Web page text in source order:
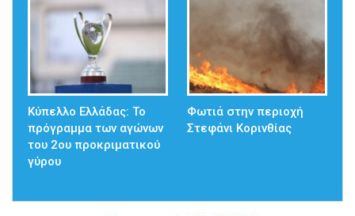
Κύπελλο Ελλάδας: Το
πρόγραμμα των αγώνων
του 2ου προκριματικού
γύρου
Φωτιά στην περιοχή
Στεφάνι Κορινθίας